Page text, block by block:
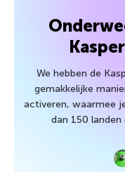
We hebben de
gemakkelijke
activeren, waarmee
dan 150 landen